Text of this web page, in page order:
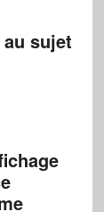
sujet